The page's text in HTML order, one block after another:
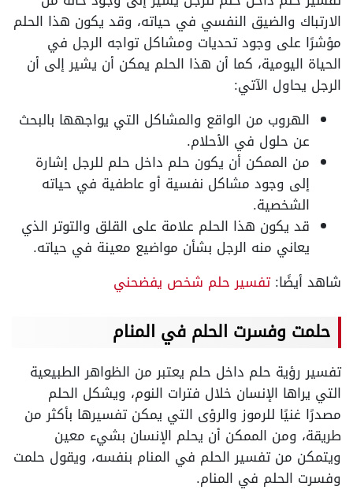
الارتباك والضيق النفسي في حياته، وقد يكون هذا الحلم
مؤشرًا على وجود تحديات ومشاكل تواجه الرجل في
الحياة اليومية، كما أن هذا الحلم يمكن أن يشير إلى أن
الرجل يحاول الآتي:
الهروب من الواقع والمشاكل التي يواجهها بالبحث
عن حلول في الأحلام.
من الممكن أن يكون حلم داخل حلم للرجل إشارة
إلى وجود مشاكل نفسية أو عاطفية في حياته
الشخصية.
قد يكون هذا الحلم علامة على القلق والتوتر الذي
يعاني منه الرجل بشأن مواضيع معينة في حياته.
شاهد أيضًا:تفسير حلم شخص يفضحني
حلمت وفسرت الحلم في المنام
تفسير رؤية حلم داخل حلم يعتبر من الظواهر الطبيعية
التي يراها الإنسان خلال فترات النوم، ويشكل الحلم
مصدرًا غنيًا للرموز والرؤى التي يمكن تفسيرها بأكثر من
طريقة، ومن الممكن أن يحلم الإنسان بشيء معين
ويتمكن من تفسير الحلم في المنام بنفسه، ويقول حلمت
وفسرت الحلم في المنام.